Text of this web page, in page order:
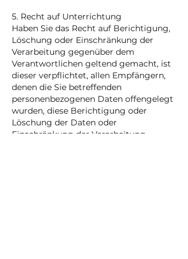
5. Recht auf Unterrichtung
Haben Sie das Recht auf Berichtigung,
Löschung oder Einschränkung der
Verarbeitung gegenüber dem
Verantwortlichen geltend gemacht, ist
dieser verpflichtet, allen Empfängern,
denen die Sie betreffenden
personenbezogenen Daten offengelegt
wurden, diese Berichtigung oder
Löschung der Daten oder
Einschränkung der Verarbeitung